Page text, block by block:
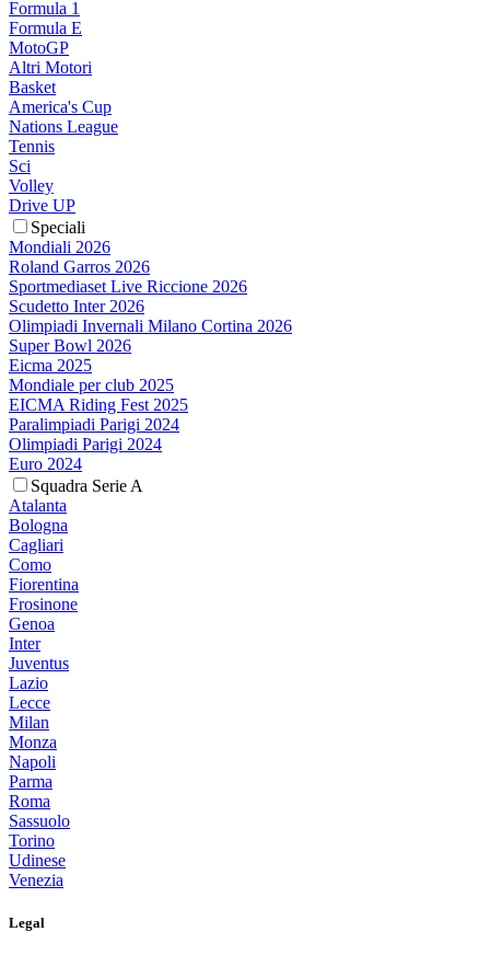
Formula 1
Formula E
MotoGP
Altri Motori
Basket
America's Cup
Nations League
Tennis
Sci
Volley
Drive UP
Speciali
Mondiali 2026
Roland Garros 2026
Sportmediaset Live Riccione 2026
Scudetto Inter 2026
Olimpiadi Invernali Milano Cortina 2026
Super Bowl 2026
Eicma 2025
Mondiale per club 2025
EICMA Riding Fest 2025
Paralimpiadi Parigi 2024
Olimpiadi Parigi 2024
Euro 2024
Squadra Serie A
Atalanta
Bologna
Cagliari
Como
Fiorentina
Frosinone
Genoa
Inter
Juventus
Lazio
Lecce
Milan
Monza
Napoli
Parma
Roma
Sassuolo
Torino
Udinese
Venezia
Legal